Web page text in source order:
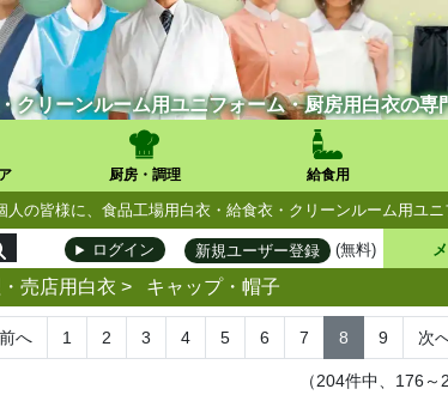
クリーンルーム用ユニフォーム・厨房用白衣の専
厨房・調理 給食用
の皆様に、食品工場用白衣・給食衣・クリーンルーム用ユ
ログイン 新規ユーザー登録 (無料)
売店用白衣 > キャップ・帽子
前へ 1 2 3 4 5 6 7 8 9 次
（204件中、176～